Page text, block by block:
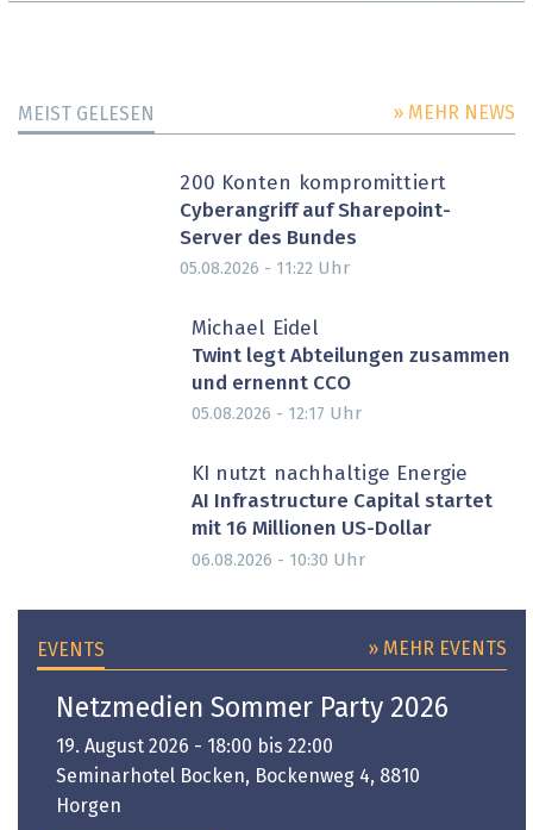
MEIST GELESEN » MEHR NEWS
200 Konten kompromittiert
Cyberangriff auf Sharepoint-
Server des Bundes
05.08.2026 - 11:22 Uhr
Michael Eidel
Twint legt Abteilungen zusammen
und ernennt CCO
05.08.2026 - 12:17 Uhr
KI nutzt nachhaltige Energie
AI Infrastructure Capital startet
mit 16 Millionen US-Dollar
06.08.2026 - 10:30 Uhr
EVENTS » MEHR EVENTS
Netzmedien Sommer Party 2026
19. August 2026 - 18:00 bis 22:00
Seminarhotel Bocken, Bockenweg 4, 8810
Horgen